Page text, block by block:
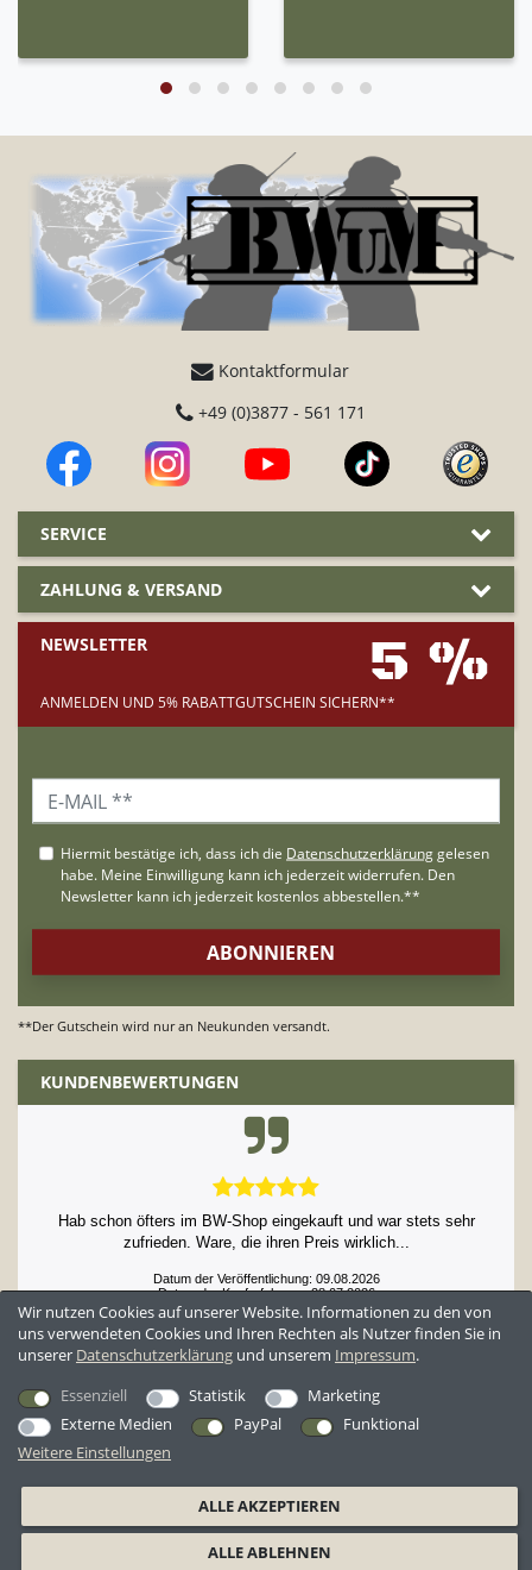
Kontaktformular
+49 (0)3877 - 561 171
SERVICE
ZAHLUNG & VERSAND
NEWSLETTER 5 %
ANMELDEN UND 5% RABATTGUTSCHEIN SICHERN**
**Der Gutschein wird nur an Neukunden versandt.
KUNDENBEWERTUNGEN
Hab schon öfters im BW-Shop eingekauft und war stets sehr
zufrieden. Ware, die ihren Preis wirklich...
Datum der Veröffentlichung: 09.08.2026
Datum der Kauferfahrung: 28.07.2026
Wir nutzen Cookies auf unserer Website. Informationen zu den von
uns verwendeten Cookies und Ihren Rechten als Nutzer finden Sie in
unserer Daten­schutz­erklärung und unserem Impressum.
Essenziell
Statistik
Marketing
Externe Medien
PayPal
Funktional
Weitere Einstellungen
ALLE AKZEPTIEREN
ALLE ABLEHNEN
AGB Datenschutzerklärung Widerrufsrecht
Widerrufsformular
Barrierefreiheitserklärung
Impressum